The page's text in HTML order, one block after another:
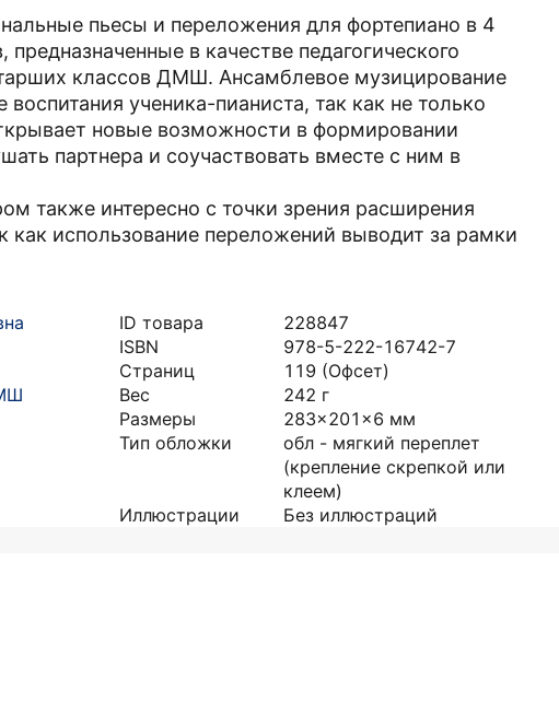
пьесы и переложения для фортепиано в 4
в качестве педагогического
классов ДМШ. Ансамблевое музицирование
ученика-пианиста, так как не только
новые возможности в формировании
партнера и соучаствовать вместе с ним в
также интересно с точки зрения расширения
как использование переложений выводит за рамки
ID товара
228847
ISBN
978-5-222-16742-7
Страниц
119 (Офсет)
Вес
242 г
Размеры
283x201x6 мм
Тип обложки
обл - мягкий переплет
(крепление скрепкой или
клеем)
Иллюстрации
Без иллюстраций